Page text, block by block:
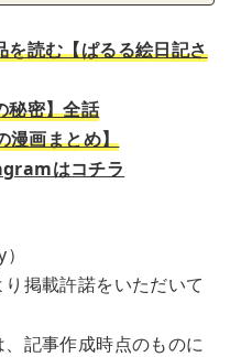
読む【ぱるる絵日記さ
秘密】全話
漫画まとめ】
はコチラ
掲載許諾をいただいて
記事作成時点のものに